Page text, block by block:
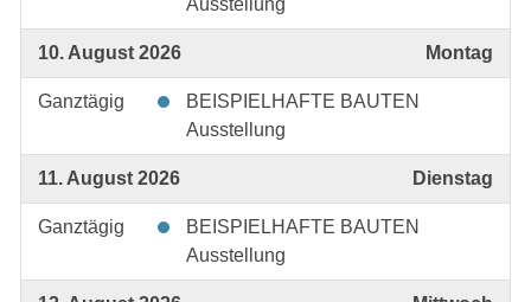
Ausstellung
10. August 2026 Montag
Ganztägig
BEISPIELHAFTE BAUTEN
Ausstellung
11. August 2026 Dienstag
Ganztägig
BEISPIELHAFTE BAUTEN
Ausstellung